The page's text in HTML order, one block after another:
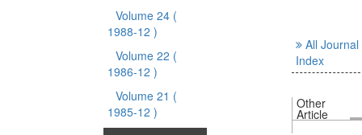
Volume 24 (
1988-12 )
Volume 22 (
1986-12 )
Volume 21 (
1985-12 )
All Journal
Index
Other
Article